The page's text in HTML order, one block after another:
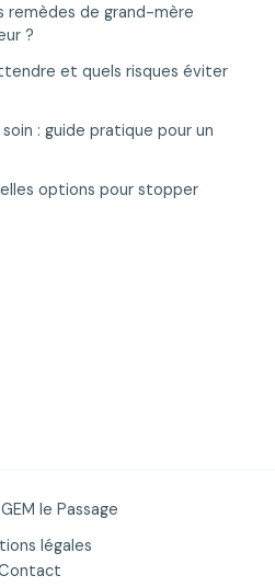
remèdes de grand-mère
?
et quels risques éviter
: guide pratique pour un
options pour stopper
le Passage
légales